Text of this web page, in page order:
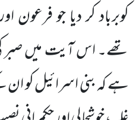
کوبرباد کر دیا جو
تھے۔ اس آیت میں صبر
ہے کہ بنی اسرائیل کو